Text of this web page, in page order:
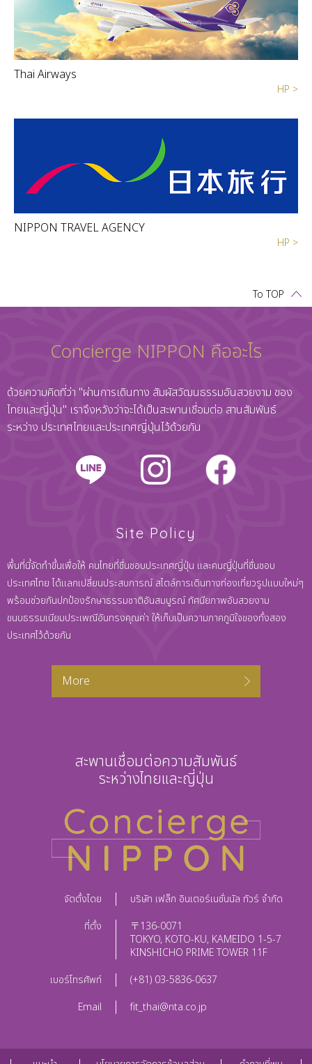
Thai Airways
HP >
NIPPON TRAVEL AGENCY
HP >
To TOP
Concierge NIPPON คืออะไร
ด้วยความคิดที่ว่า "ผ่านการเดินทาง สัมผัสวัฒนธรรมอันสวยงาม ของ
ไทยและญี่ปุ่น" เราจึงหวังว่าจะได้เป็นสะพานเชื่อมต่อ สานสัมพันธ์
ระหว่าง ประเทศไทยและประเทศญี่ปุ่นไว้ด้วยกัน
Site Policy
พื้นที่นี้จัดทำขึ้นเพื่อให้ คนไทยที่ชื่นชอบประเทศญี่ปุ่น และคนญี่ปุ่นที่ชื่นชอบ
ประเทศไทย ได้แลกเปลี่ยนประสบการณ์ สไตล์การเดินทางท่องเที่ยวรูปแบบใหม่ๆ
พร้อมช่วยกันปกป้องรักษาธรรมชาติอันสมบูรณ์ ทัศนียภาพอันสวยงาม
ขนบธรรมเนียมประเพณีอันทรงคุณค่า ให้เก็บเป็นความภาคภูมิใจของทั้งสอง
ประเทศไว้ด้วยกัน
More
สะพานเชื่อมต่อความสัมพันธ์
ระหว่างไทยและญี่ปุ่น
จัดตั้งโดย
บริษัท เฟล็ก อินเตอร์เนชั่นนัล ทัวร์ จำกัด
ที่ตั้ง
〒136-0071
TOKYO, KOTO-KU, KAMEIDO 1-5-7
KINSHICHO PRIME TOWER 11F
เบอร์โทรศัพท์
(+81) 03-5836-0637
Email
fit_thai@nta.co.jp